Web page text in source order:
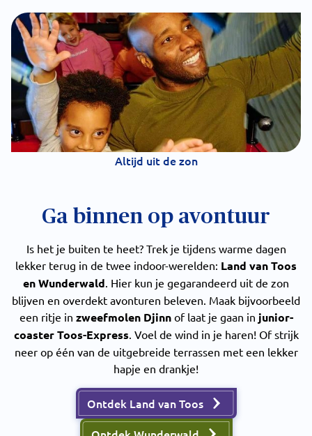
Altijd uit de zon
Ga binnen op avontuur
Is het je buiten te heet? Trek je tijdens warme dagen
lekker terug in de twee indoor-werelden: Land van Toos
en Wunderwald. Hier kun je gegarandeerd uit de zon
blijven en overdekt avonturen beleven. Maak bijvoorbeeld
een ritje in zweefmolen Djinnof laat je gaan in junior-
coaster Toos-Express. Voel de wind in je haren! Of strijk
neer op één van de uitgebreide terrassen met een lekker
hapje en drankje!
Ontdek Land van Toos